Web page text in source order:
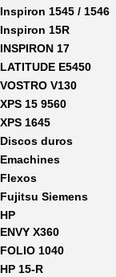
Inspiron 1545 / 1546
Inspiron 15R
INSPIRON 17
LATITUDE E5450
VOSTRO V130
XPS 15 9560
XPS 1645
Discos duros
Emachines
Flexos
Fujitsu Siemens
HP
ENVY X360
FOLIO 1040
HP 15-R